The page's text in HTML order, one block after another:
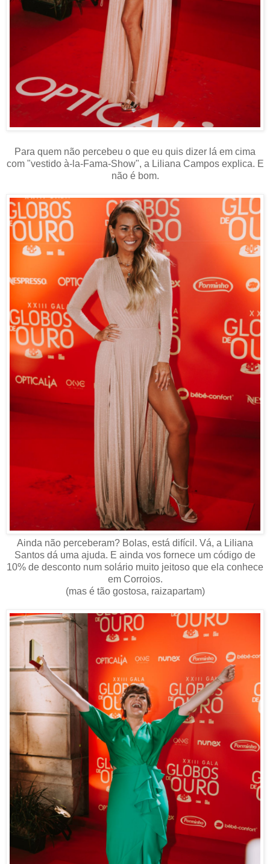
Para quem não percebeu o que eu quis dizer lá em cima
com "vestido à-la-Fama-Show", a Liliana Campos explica. E
não é bom.
Ainda não perceberam? Bolas, está difícil. Vá, a Liliana
Santos dá uma ajuda. E ainda vos fornece um código de
10% de desconto num solário muito jeitoso que ela conhece
em Corroios.
(mas é tão gostosa, raizapartam)